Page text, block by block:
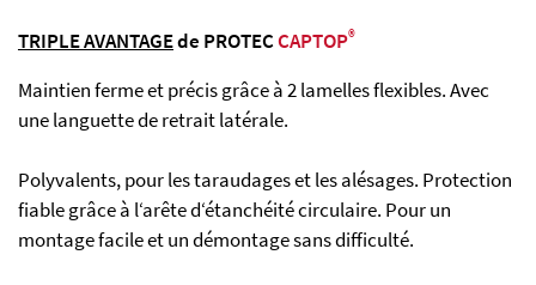
TRIPLE AVANTAGEde PROTECCAPTOP®
Maintien ferme et précis grâce à 2 lamelles flexibles. Avec
une languette de retrait latérale.
Polyvalents, pour les taraudages et les alésages. Protection
fiable grâce à l‘arête d‘étanchéité circulaire. Pour un
montage facile et un démontage sans difficulté.